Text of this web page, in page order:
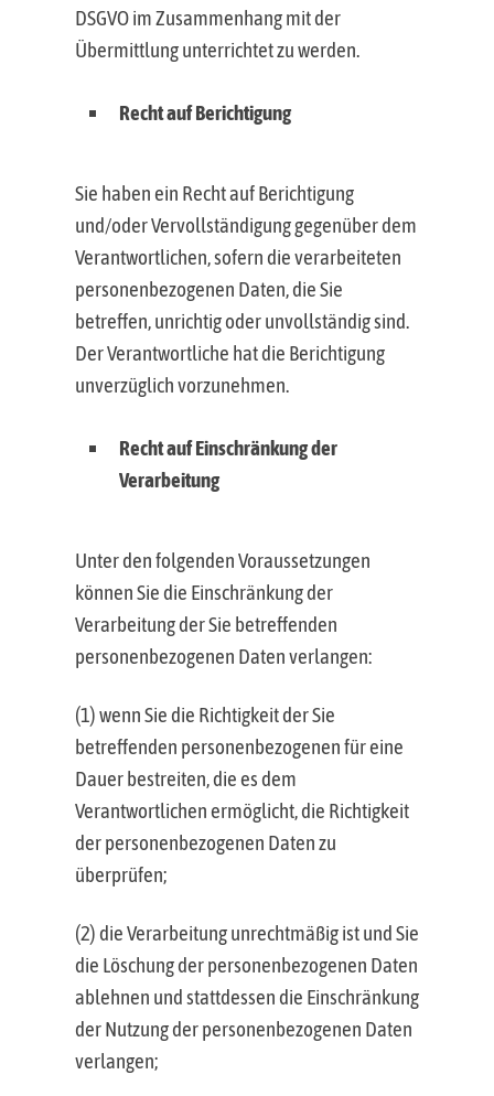
DSGVO im Zusammenhang mit der
Übermittlung unterrichtet zu werden.
Recht auf Berichtigung
Sie haben ein Recht auf Berichtigung
und/oder Vervollständigung gegenüber dem
Verantwortlichen, sofern die verarbeiteten
personenbezogenen Daten, die Sie
betreffen, unrichtig oder unvollständig sind.
Der Verantwortliche hat die Berichtigung
unverzüglich vorzunehmen.
Recht auf Einschränkung der
Verarbeitung
Unter den folgenden Voraussetzungen
können Sie die Einschränkung der
Verarbeitung der Sie betreffenden
personenbezogenen Daten verlangen:
(1) wenn Sie die Richtigkeit der Sie
betreffenden personenbezogenen für eine
Dauer bestreiten, die es dem
Verantwortlichen ermöglicht, die Richtigkeit
der personenbezogenen Daten zu
überprüfen;
(2) die Verarbeitung unrechtmäßig ist und Sie
die Löschung der personenbezogenen Daten
ablehnen und stattdessen die Einschränkung
der Nutzung der personenbezogenen Daten
verlangen;